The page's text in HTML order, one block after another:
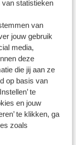
statistieken
van
jouw gebruik
media,
deze
die jij aan ze
op basis van
te
en jouw
te klikken, ga
zoals
De
die op
niet
eigen